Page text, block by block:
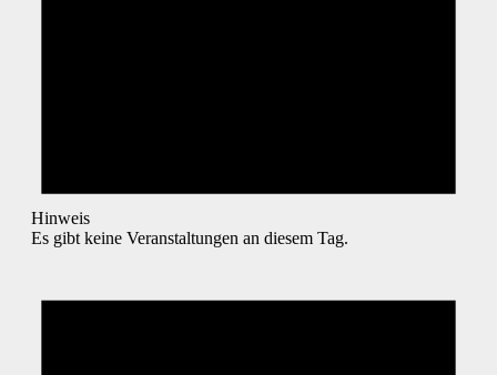
Hinweis
Es gibt keine Veranstaltungen an diesem Tag.